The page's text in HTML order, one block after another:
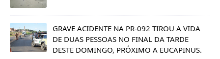
GRAVE ACIDENTE NA PR-092 TIROU A VIDA
DE DUAS PESSOAS NO FINAL DA TARDE
DESTE DOMINGO, PRÓXIMO A EUCAPINUS.